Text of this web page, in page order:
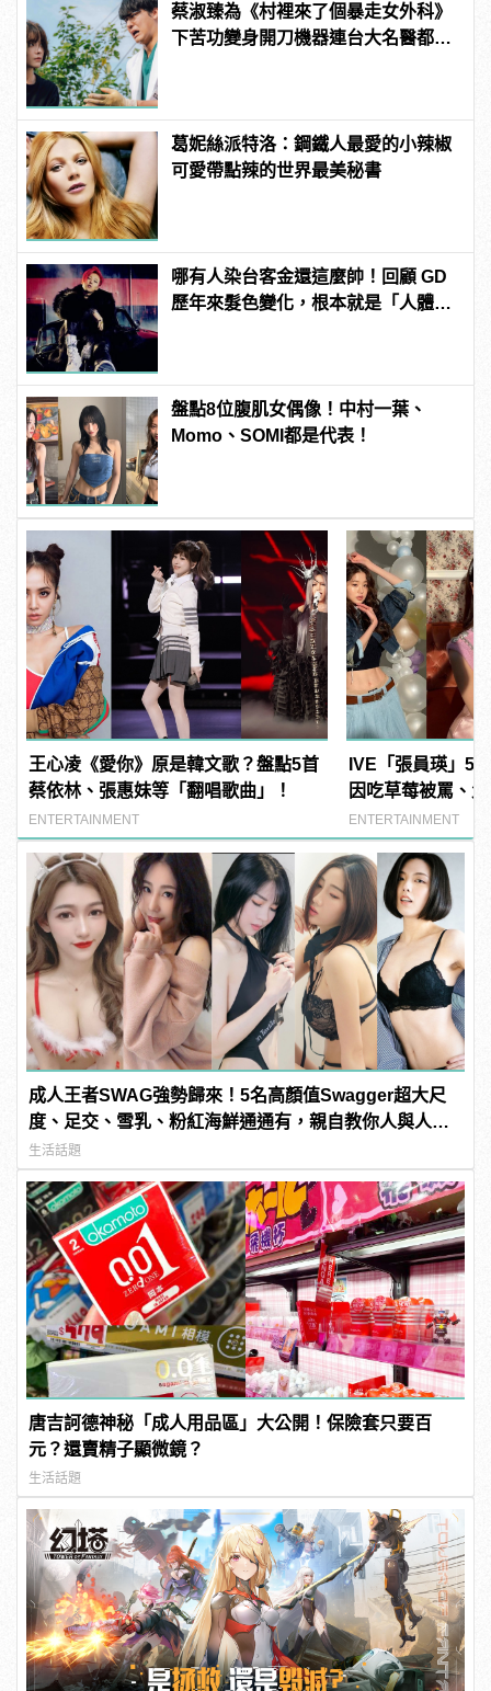
蔡淑臻為《村裡來了個暴走女外科》
下苦功變身開刀機器連台大名醫都認
葛妮絲派特洛：鋼鐵人最愛的小辣椒
可愛帶點辣的世界最美秘書
哪有人染台客金還這麼帥！回顧 GD
歷年來髮色變化，根本就是「人體調
盤點8位腹肌女偶像！中村一葉、
Momo、SOMI都是代表！
王心凌《愛你》原是韓文歌？盤點5首
蔡依林、張惠妹等「翻唱歌曲」！
ENTERTAINMENT
IVE「張員瑛」5
因吃草莓被罵、
ENTERTAINMENT
成人王者SWAG強勢歸來！5名高顏值Swagger超大尺
度、足交、雪乳、粉紅海鮮通通有，親自教你人與人的
連結！ | manfashion這樣變型男
生活話題
唐吉訶德神秘「成人用品區」大公開！保險套只要百
元？還賣精子顯微鏡？
生活話題